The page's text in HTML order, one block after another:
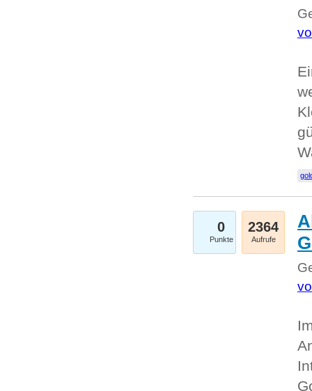
0
Punkte
2364
Aufrufe